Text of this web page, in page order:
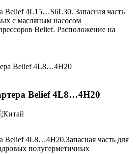
Belief 4L15…S6L30. Запасная часть
с масляным насосом
Belief. Расположение на
Belief 4L8…4H20
Belief 4L8…4H20.Запасная часть для
полугерметичных